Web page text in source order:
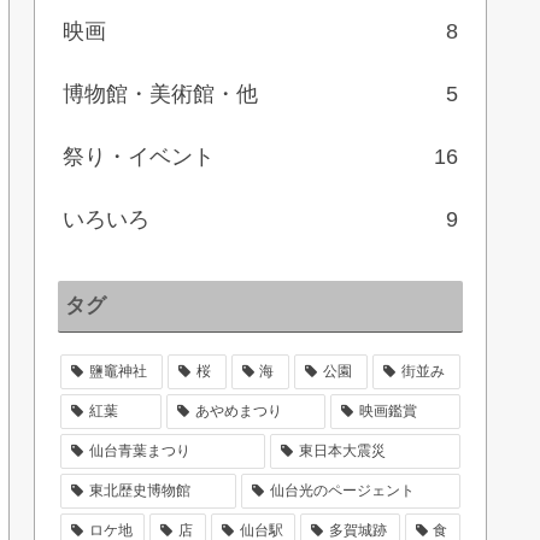
映画 8
博物館・美術館・他 5
祭り・イベント 16
いろいろ 9
タグ
鹽竈神社 桜 海 公園 街並み
紅葉 あやめまつり 映画鑑賞
仙台青葉まつり 東日本大震災
東北歴史博物館 仙台光のページェント
ロケ地 店 仙台駅 多賀城跡 食